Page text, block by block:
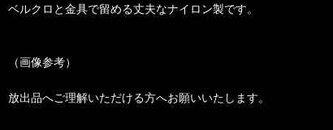
ベルクロと金具で留める丈夫なナイロン製です。
（画像参考）
放出品へご理解いただける方へお願いいたします。